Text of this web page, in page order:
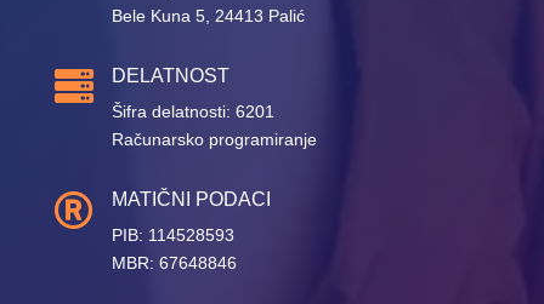
Bele Kuna 5, 24413 Palić
 DELATNOST
Šifra delatnosti: 6201
Računarsko programiranje
 MATIČNI PODACI
PIB: 114528593
MBR: 67648846